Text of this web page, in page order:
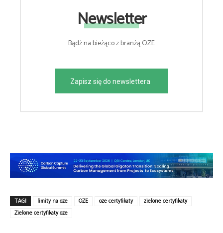
Newsletter
Bądź na bieżąco z branżą OZE
Zapisz się do newslettera
TAGI limity na oze OZE oze certyfikaty
zielone certyfikaty
Zielone certyfikaty oze